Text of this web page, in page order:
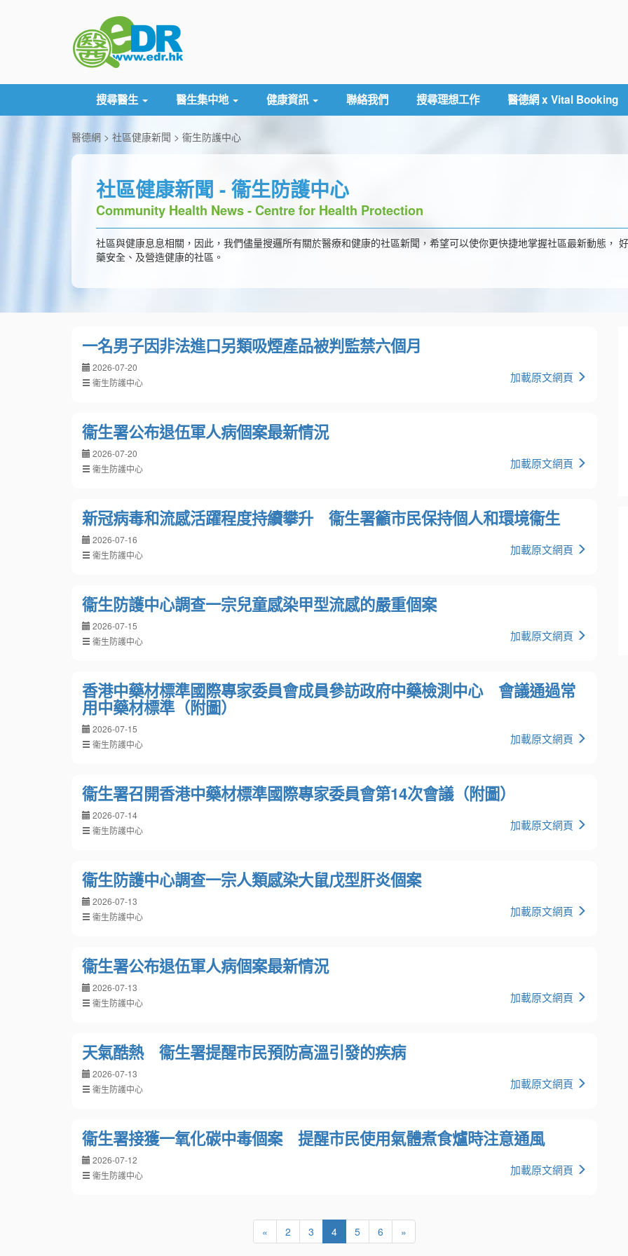
搜尋醫生 醫生集中地 健康資訊 聯絡我們 搜尋理想工作 醫德網 x Vital Booking
醫德網 社區健康新聞 衞生防護中心
社區健康新聞 - 衞生防護中心
Community Health News - Centre for Health Protection
社區與健康息息相關，因此，我們儘量搜邏所有關於醫療和健康的社區新聞，希望可以使你更快捷地掌握社區最新動態，
藥安全、及營造健康的社區。
一名男子因非法進口另類吸煙產品被判監禁六個月
2026-07-20
衞生防護中心
加載原文網頁
衞生署公布退伍軍人病個案最新情況
2026-07-20
衞生防護中心
加載原文網頁
新冠病毒和流感活躍程度持續攀升 衞生署籲市民保持個人和環境衞生
2026-07-16
衞生防護中心
加載原文網頁
衞生防護中心調查一宗兒童感染甲型流感的嚴重個案
2026-07-15
衞生防護中心
加載原文網頁
香港中藥材標準國際專家委員會成員參訪政府中藥檢測中心 會議通過常
用中藥材標準（附圖）
2026-07-15
衞生防護中心
加載原文網頁
衞生署召開香港中藥材標準國際專家委員會第14次會議（附圖）
2026-07-14
衞生防護中心
加載原文網頁
衞生防護中心調查一宗人類感染大鼠戊型肝炎個案
2026-07-13
衞生防護中心
加載原文網頁
衞生署公布退伍軍人病個案最新情況
2026-07-13
衞生防護中心
加載原文網頁
天氣酷熱 衞生署提醒市民預防高溫引發的疾病
2026-07-13
衞生防護中心
加載原文網頁
衞生署接獲一氧化碳中毒個案 提醒市民使用氣體煮食爐時注意通風
2026-07-12
衞生防護中心
加載原文網頁
« 2 3 4 5 6 »